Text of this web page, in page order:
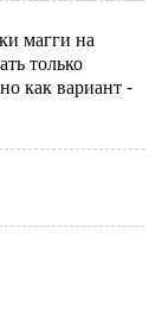
магги на
только
как вариант -